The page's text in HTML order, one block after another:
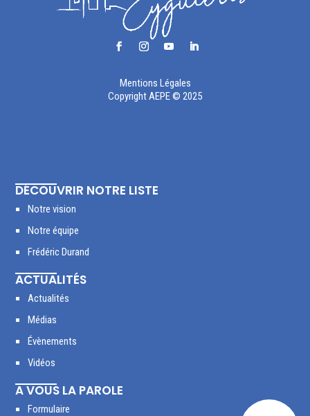
Mentions Légales
Copyright AEPE © 2025
DÉCOUVRIR NOTRE LISTE
Notre vision
Notre équipe
Frédéric Durand
ACTUALITÉS
Actualités
Médias
Évènements
Vidéos
A VOUS LA PAROLE
Formulaire